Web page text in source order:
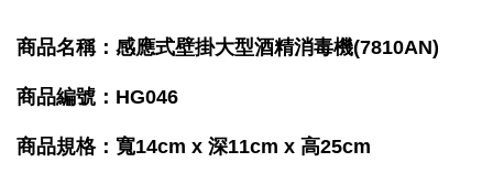
商品名稱：感應式壁掛大型酒精消毒機(7810AN)
商品編號：HG046
商品規格：寬14cm x 深11cm x 高25cm